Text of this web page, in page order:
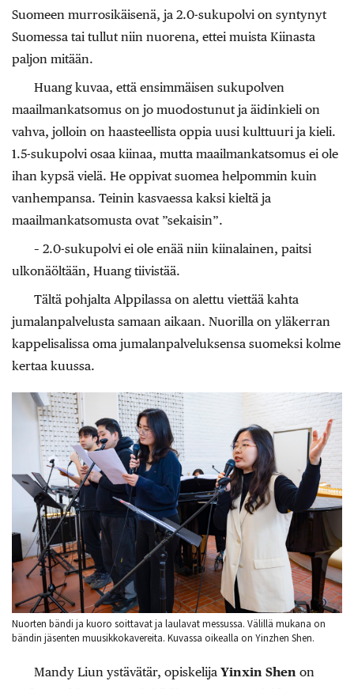
Suomeen murrosikäisenä, ja 2.0-sukupolvi on syntynyt
Suomessa tai tullut niin nuorena, ettei muista Kiinasta
paljon mitään.
Huang kuvaa, että ensimmäisen sukupolven
maailmankatsomus on jo muodostunut ja äidinkieli on
vahva, jolloin on haasteellista oppia uusi kulttuuri ja kieli.
1.5-sukupolvi osaa kiinaa, mutta maailmankatsomus ei ole
ihan kypsä vielä. He oppivat suomea helpommin kuin
vanhempansa. Teinin kasvaessa kaksi kieltä ja
maailmankatsomusta ovat ”sekaisin”.
– 2.0-sukupolvi ei ole enää niin kiinalainen, paitsi
ulkonäöltään, Huang tiivistää.
Tältä pohjalta Alppilassa on alettu viettää kahta
jumalanpalvelusta samaan aikaan. Nuorilla on yläkerran
kappelisalissa oma jumalanpalveluksensa suomeksi kolme
kertaa kuussa.
Nuorten bändi ja kuoro soittavat ja laulavat messussa. Välillä mukana on
bändin jäsenten muusikkokavereita. Kuvassa oikealla on Yinzhen Shen.
Mandy Liun ystävätär, opiskelija Yinxin Shen on